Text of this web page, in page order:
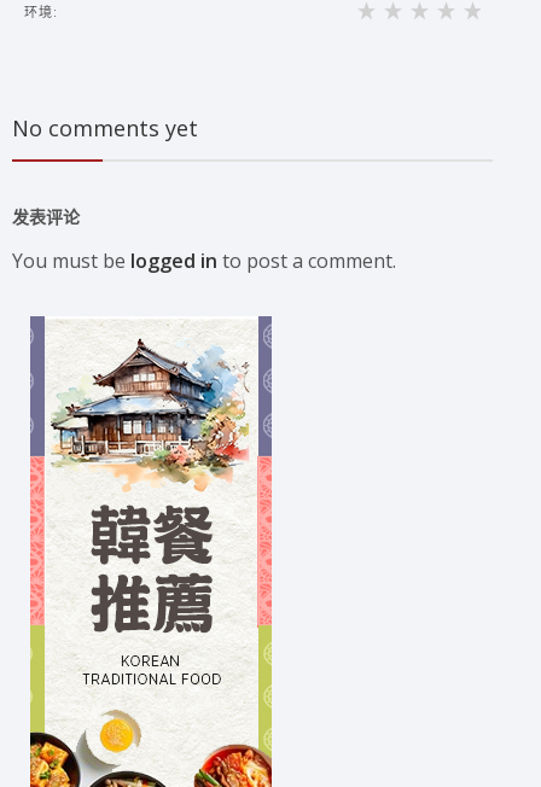
环境:
No comments yet
发表评论
You must be logged in to post a comment.